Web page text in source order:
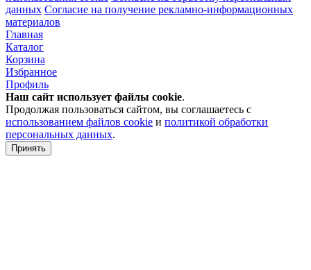
данных Согласие на получение рекламно-информационных
материалов
Главная
Каталог
Корзина
Избранное
Профиль
Наш сайт использует файлы cookie.
Продолжая пользоваться сайтом, вы соглашаетесь с
использованием файлов cookie и политикой обработки
персональных данных.
Принять